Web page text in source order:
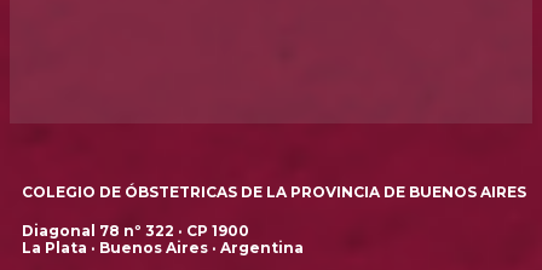
COLEGIO DE ÓBSTETRICAS DE LA PROVINCIA DE BUENOS AIRES
Diagonal 78 nº 322 · CP 1900
La Plata · Buenos Aires · Argentina